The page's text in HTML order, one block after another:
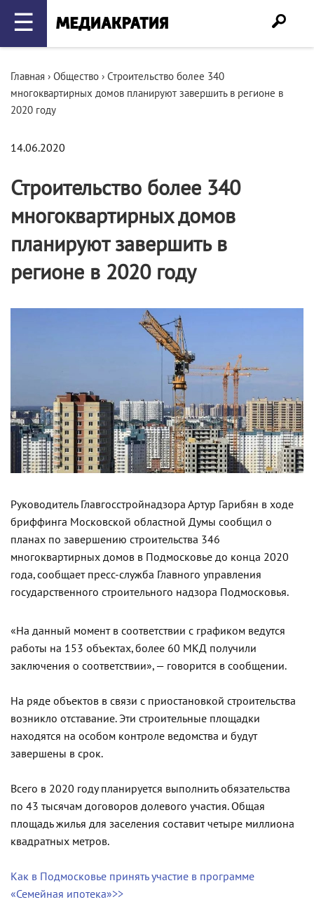
☰
Главная › Общество › Строительство более 340
многоквартирных домов планируют завершить в регионе в
2020 году
14.06.2020
Строительство более 340
многоквартирных домов
планируют завершить в
регионе в 2020 году
Руководитель Главгосстройнадзора Артур Гарибян в ходе
бриффинга Московской областной Думы сообщил о
планах по завершению строительства 346
многоквартирных домов в Подмосковье до конца 2020
года, сообщает пресс-служба Главного управления
государственного строительного надзора Подмосковья.
«На данный момент в соответствии с графиком ведутся
работы на 153 объектах, более 60 МКД получили
заключения о соответствии», — говорится в сообщении.
На ряде объектов в связи с приостановкой строительства
возникло отставание. Эти строительные площадки
находятся на особом контроле ведомства и будут
завершены в срок.
Всего в 2020 году планируется выполнить обязательства
по 43 тысячам договоров долевого участия. Общая
площадь жилья для заселения составит четыре миллиона
квадратных метров.
Как в Подмосковье принять участие в программе
«Семейная ипотека»>>